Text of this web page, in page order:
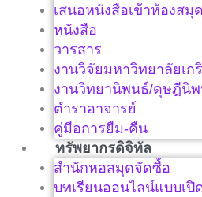
เสนอหนังสือเข้าห้องสมุด
หนังสือ
วารสาร
งานวิจัยมหาวิทยาลัยเก
งานวิทยานิพนธ์/ดุษฎีนิ
ตำราอาจารย์
คู่มือการยืม-คืน
ทรัพยากรดิจิทัล
สำนักหอสมุดจัดซื้อ
บทเรียนออนไลน์แบบเปิ